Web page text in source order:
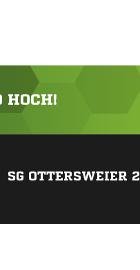
HOCH!
SG OTTERSWEIER 2